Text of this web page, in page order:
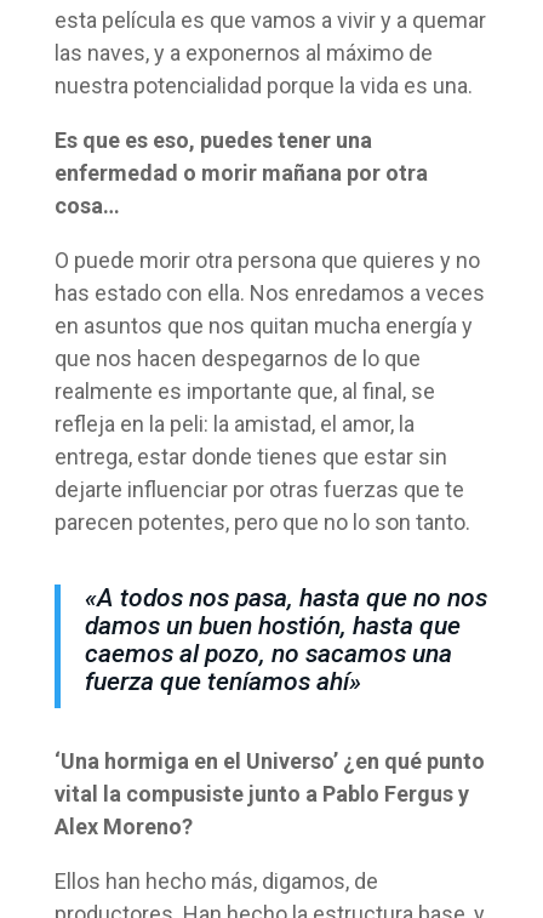
esta película es que vamos a vivir y a quemar
las naves, y a exponernos al máximo de
nuestra potencialidad porque la vida es una.
Es que es eso, puedes tener una
enfermedad o morir mañana por otra
cosa…
O puede morir otra persona que quieres y no
has estado con ella. Nos enredamos a veces
en asuntos que nos quitan mucha energía y
que nos hacen despegarnos de lo que
realmente es importante que, al final, se
refleja en la peli: la amistad, el amor, la
entrega, estar donde tienes que estar sin
dejarte influenciar por otras fuerzas que te
parecen potentes, pero que no lo son tanto.
«A todos nos pasa, hasta que no nos
damos un buen hostión, hasta que
caemos al pozo, no sacamos una
fuerza que teníamos ahí»
‘Una hormiga en el Universo’ ¿en qué punto
vital la compusiste junto a Pablo Fergus y
Alex Moreno?
Ellos han hecho más, digamos, de